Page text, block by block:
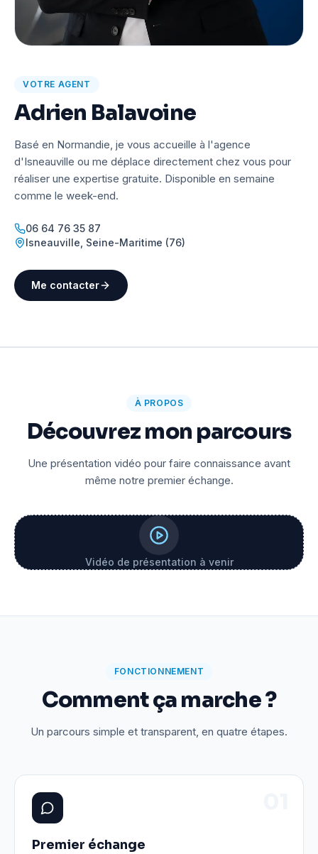
VOTRE AGENT
Adrien Balavoine
Basé en Normandie, je vous accueille à l'agence
d'Isneauville ou me déplace directement chez vous pour
réaliser une expertise gratuite. Disponible en semaine
comme le week-end.
06 64 76 35 87
Isneauville Seine-Maritime (76)
Me contacter
À PROPOS
Découvrez mon parcours
Une présentation vidéo pour faire connaissance avant
même notre premier échange.
Vidéo de présentation à venir
FONCTIONNEMENT
Comment ça marche ?
Un parcours simple et transparent, en quatre étapes.
Premier échange